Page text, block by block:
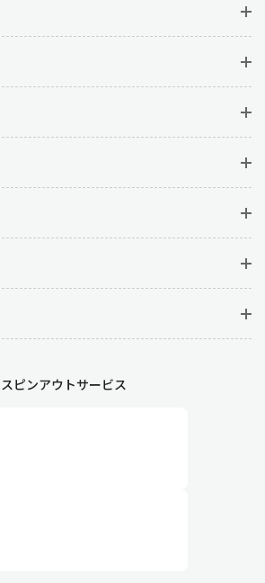
スピンアウトサービス